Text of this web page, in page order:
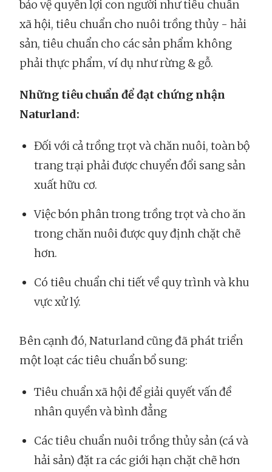
bảo vệ quyền lợi con người như tiêu chuẩn
xã hội, tiêu chuẩn cho nuôi trồng thủy - hải
sản, tiêu chuẩn cho các sản phẩm không
phải thực phẩm, ví dụ như rừng & gỗ.
Những tiêu chuẩn để đạt chứng nhận
Naturland:
Đối với cả trồng trọt và chăn nuôi, toàn bộ
trang trại phải được chuyển đổi sang sản
xuất hữu cơ.
Việc bón phân trong trồng trọt và cho ăn
trong chăn nuôi được quy định chặt chẽ
hơn.
Có tiêu chuẩn chi tiết về quy trình và khu
vực xử lý.
Bên cạnh đó, Naturland cũng đã phát triển
một loạt các tiêu chuẩn bổ sung:
Tiêu chuẩn xã hội để giải quyết vấn đề
nhân quyền và bình đẳng
Các tiêu chuẩn nuôi trồng thủy sản (cá và
hải sản) đặt ra các giới hạn chặt chẽ hơn